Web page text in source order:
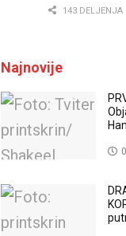
143 DELJENJA
Najnovije